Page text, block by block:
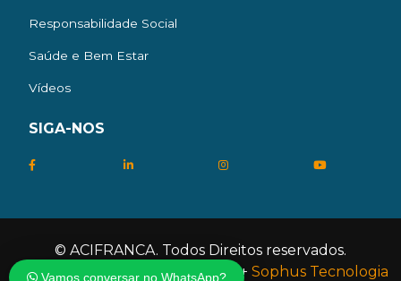
Responsabilidade Social
Saúde e Bem Estar
Vídeos
SIGA-NOS
© ACIFRANCA. Todos Direitos reservados.
Desenvolvido por
Agência ACIF + Sophus Tecnologia
Vamos conversar no WhatsApp?